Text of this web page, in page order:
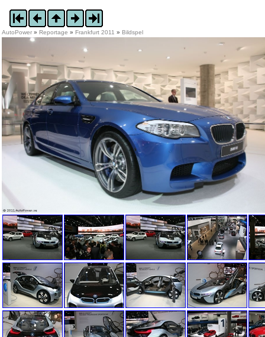
AutoPower » Reportage » Frankfurt 2011 » Bildspel